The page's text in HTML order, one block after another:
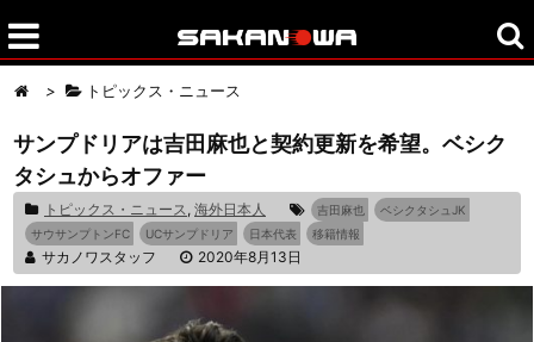
> トピックス・ニュース
サンプドリアは吉田麻也と契約更新を希望。ベシク
タシュからオファー
トピックス・ニュース, 海外日本人 吉田麻也
ベシクタシュJK
サウサンプトンFC
UCサンプドリア 日本代表 移籍情報
サカノワスタッフ 2020年8月13日